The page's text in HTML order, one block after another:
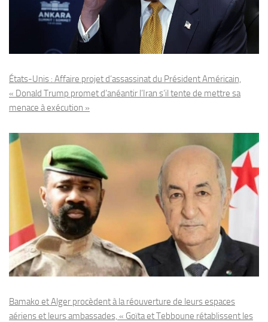
États-Unis : Affaire projet d’assassinat du Président Américain,
« Donald Trump promet d’anéantir l’Iran s’il tente de mettre sa
menace à exécution »
Bamako et Alger procèdent à la réouverture de leurs espaces
aériens et leurs ambassades, « Goïta et Tebboune rétablissent les